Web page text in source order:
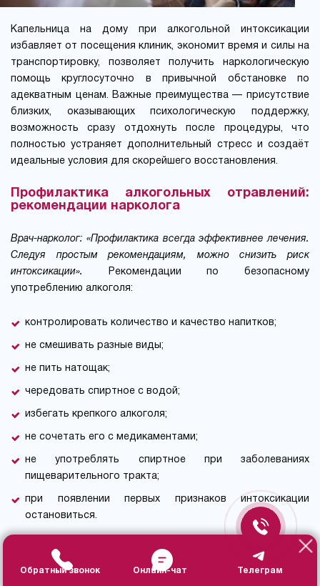
Капельница на дому при алкогольной интоксикации
избавляет от посещения клиник, экономит время и силы на
транспортировку, позволяет получить наркологическую
помощь круглосуточно в привычной обстановке по
адекватным ценам. Важные преимущества — присутствие
близких, оказывающих психологическую поддержку,
возможность сразу отдохнуть после процедуры, что
полностью устраняет дополнительный стресс и создаёт
идеальные условия для скорейшего восстановления.
Профилактика алкогольных отравлений:
рекомендации нарколога
Врач-нарколог: «Профилактика всегда эффективнее лечения.
Следуя простым рекомендациям, можно снизить риск
интоксикации».
Рекомендации по безопасному
употреблению алкоголя:
контролировать количество и качество напитков;
не смешивать разные виды;
не пить натощак;
чередовать спиртное с водой;
избегать крепкого алкоголя;
не сочетать его с медикаментами;
не употреблять спиртное при заболеваниях
пищеварительного тракта;
при появлении первых признаков интоксикации
остановиться.
Соблюдение простых правил снижает риск интоксикации,
помогает сохранить здоровье печени, других органов,
Обратный звонок Онлайн-чат Телеграм